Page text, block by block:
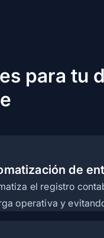
para tu
de
el registro
operativa y